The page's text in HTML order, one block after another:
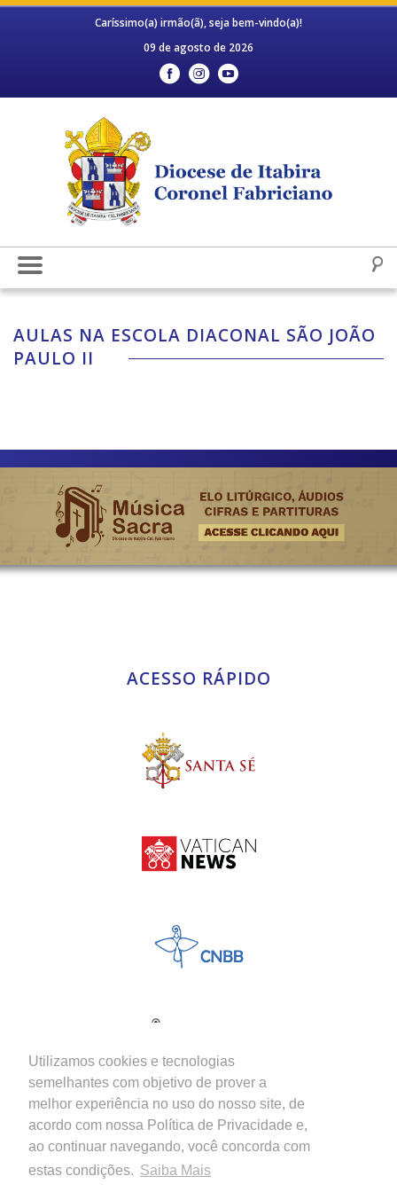
Utilizamos cookies e tecnologias
semelhantes com objetivo de prover a
melhor experiência no uso do nosso site, de
acordo com nossa Política de Privacidade e,
ao continuar navegando, você concorda com
estas condições. Saiba Mais
Caríssimo(a) irmão(ã), seja bem-vindo(a)!
09 de agosto de 2026
AULAS NA ESCOLA DIACONAL SÃO JOÃO
PAULO II
ACESSO RÁPIDO